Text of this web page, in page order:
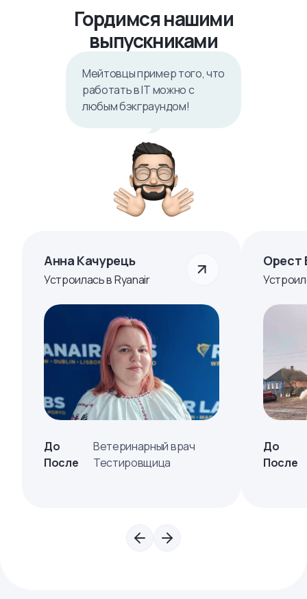
Гордимся нашими
выпускниками
Мейтовцы пример того, что
работать в IТ можно с
любым бэкграундом!
Анна Качурець
Устроилась в Ryanair
До
Ветеринарный врач
После
Тестировщица
Орест
До
После